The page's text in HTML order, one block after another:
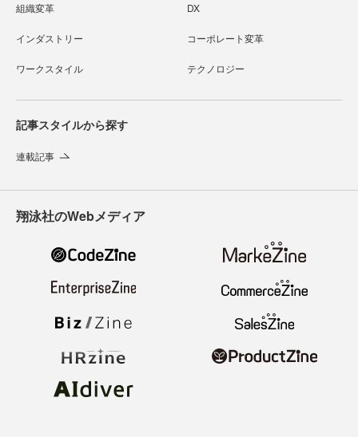
組織変革 DX
インダストリー コーポレート変革
ワークスタイル テクノロジー
記事スタイルから探す
連載記事
翔泳社のWebメディア